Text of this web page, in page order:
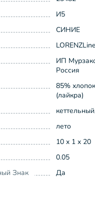
И5
СИНИЕ
ИП
Россия
85%
(лайкра)
лето
10 x 1 x 20
0.05
Знак
Да